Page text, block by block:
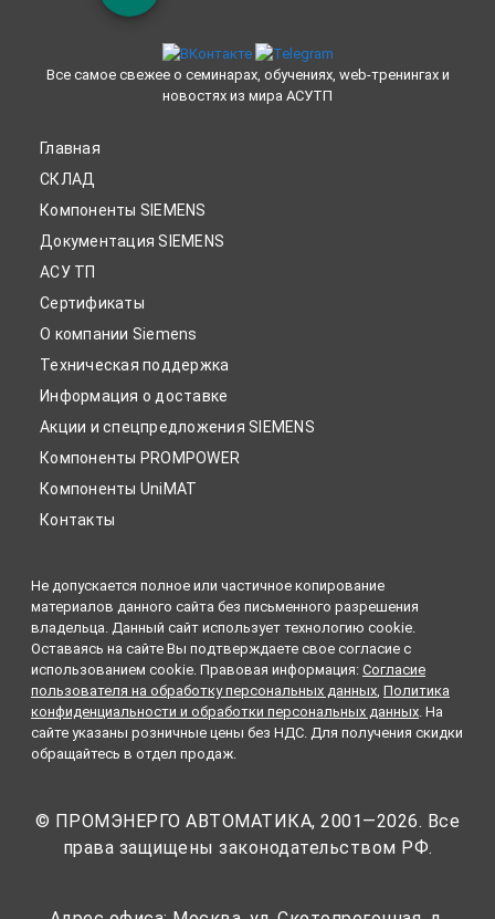
Все самое свежее о семинарах, обучениях, web-тренингах и
новостях из мира АСУТП
Главная
СКЛАД
Компоненты SIEMENS
Документация SIEMENS
АСУ ТП
Сертификаты
О компании Siemens
Техническая поддержка
Информация о доставке
Акции и спецпредложения SIEMENS
Компоненты PROMPOWER
Компоненты UniMAT
Контакты
Не допускается полное или частичное копирование
материалов данного сайта без письменного разрешения
владельца. Данный сайт использует технологию cookie.
Оставаясь на сайте Вы подтверждаете свое согласие с
использованием cookie. Правовая информация: Согласие
пользователя на обработку персональных данных, Политика
конфиденциальности и обработки персональных данных. На
сайте указаны розничные цены без НДС. Для получения скидки
обращайтесь в отдел продаж.
© ПРОМЭНЕРГО АВТОМАТИКА, 2001—2026. Все
права защищены законодательством РФ.